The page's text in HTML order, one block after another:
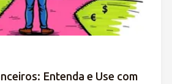
Entenda e Use com